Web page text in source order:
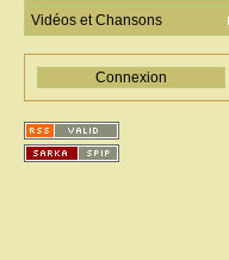
Vidéos et Chansons
Connexion